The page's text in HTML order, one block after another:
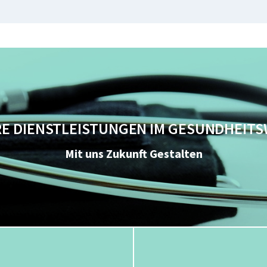
DIENSTLEISTUNGEN IM
Mit uns Zukunft Gestalten
WEITERE INFORMATIONEN
für Ihre geschäftlichen und privaten